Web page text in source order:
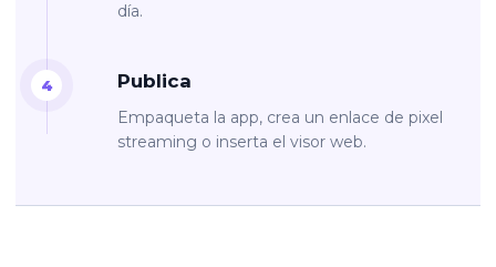
día.
Publica
Empaqueta la app, crea un enlace de pixel
streaming o inserta el visor web.